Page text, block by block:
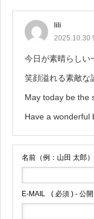
lili
2025.10.30
今日が素晴らしい
笑顔溢れる素敵な
May today be the
Have a wonderful
名前（例：山田 太郎）
E-MAIL ( 必須 ) - 公